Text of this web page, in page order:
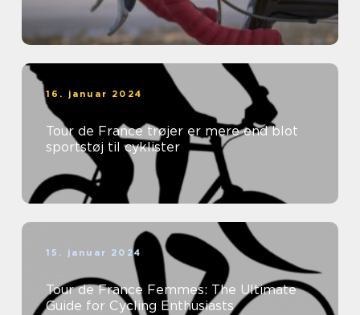
16. januar 2024
Tour de France trøjer er mere end blot
sportstøj til cyklister
15. januar 2024
Tour de France Femmes: The Ultimate
Guide for Cycling Enthusiasts